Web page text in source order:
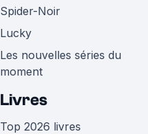
Spider-Noir
Lucky
Les nouvelles séries du
moment
Livres
Top 2026 livres